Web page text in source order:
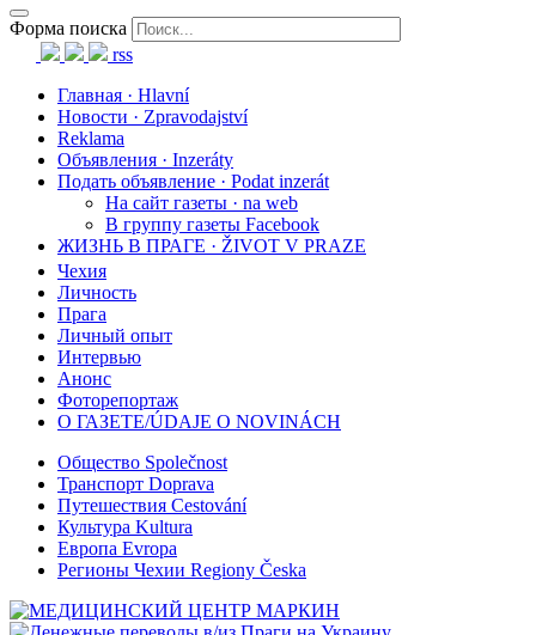
Форма поиска
rss
Главная · Hlavní
Новости · Zpravodajství
Reklama
Объявления · Inzeráty
Подать объявление · Podat inzerát
На сайт газеты · na web
В группу газеты Facebook
ЖИЗНЬ В ПРАГЕ · ŽIVOT V PRAZE
Чехия
Личность
Прага
Личный опыт
Интервью
Анонс
Фоторепортаж
О ГАЗЕТЕ/ÚDAJE O NOVINÁCH
Общество Společnost
Транспорт Doprava
Путешествия Cestování
Культура Kultura
Европа Evropa
Регионы Чехии Regiony Česka